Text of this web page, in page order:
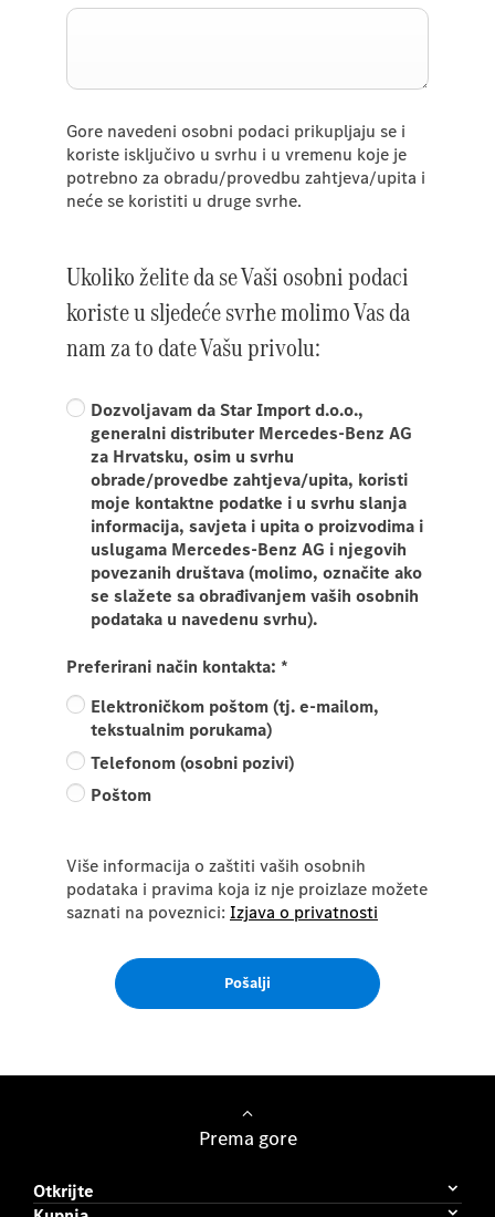
Gore navedeni osobni podaci prikupljaju se i
koriste isključivo u svrhu i u vremenu koje je
potrebno za obradu/provedbu zahtjeva/upita i
neće se koristiti u druge svrhe.
Ukoliko želite da se Vaši osobni podaci
koriste u sljedeće svrhe molimo Vas da
nam za to date Vašu privolu:
Dozvoljavam da Star Import d.o.o.,
generalni distributer Mercedes-Benz AG
za Hrvatsku, osim u svrhu
obrade/provedbe zahtjeva/upita, koristi
moje kontaktne podatke i u svrhu slanja
informacija, savjeta i upita o proizvodima i
uslugama Mercedes-Benz AG i njegovih
povezanih društava (molimo, označite ako
se slažete sa obrađivanjem vaših osobnih
podataka u navedenu svrhu).
Preferirani način kontakta: *
Elektroničkom poštom (tj. e-mailom,
tekstualnim porukama)
Telefonom (osobni pozivi)
Poštom
Više informacija o zaštiti vaših osobnih
podataka i pravima koja iz nje proizlaze možete
saznati na poveznici: Izjava o privatnosti
Pošalji
Prema gore
Otkrijte